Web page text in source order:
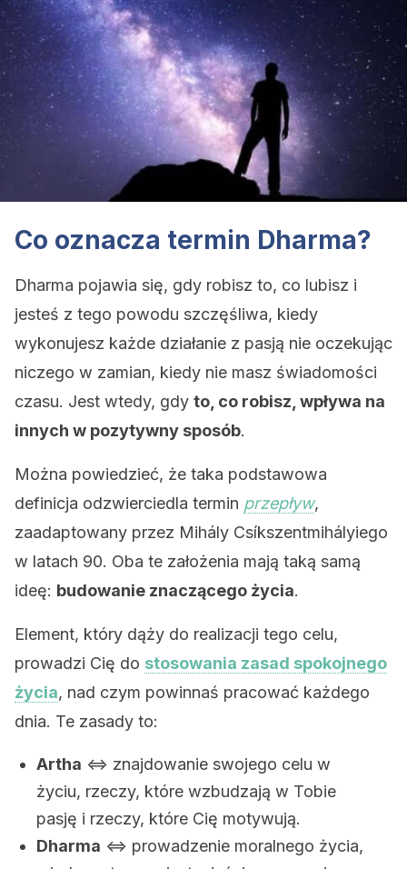
Co oznacza termin Dharma?
Dharma pojawia się, gdy robisz to, co lubisz i
jesteś z tego powodu szczęśliwa, kiedy
wykonujesz każde działanie z pasją nie oczekując
niczego w zamian, kiedy nie masz świadomości
czasu. Jest wtedy, gdy to, co robisz, wpływa na
innych w pozytywny sposób.
Można powiedzieć, że taka podstawowa
definicja odzwierciedla termin przepływ,
zaadaptowany przez Mihály Csíkszentmihályiego
w latach 90. Oba te założenia mają taką samą
ideę: budowanie znaczącego życia.
Element, który dąży do realizacji tego celu,
prowadzi Cię do stosowania zasad spokojnego
życia, nad czym powinnaś pracować każdego
dnia. Te zasady to:
Artha ⇔ znajdowanie swojego celu w
życiu, rzeczy, które wzbudzają w Tobie
pasję i rzeczy, które Cię motywują.
Dharma ⇔ prowadzenie moralnego życia,